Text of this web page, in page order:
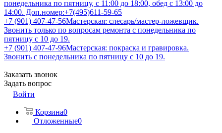
понедельника по пятницу, с 11:00 до 18:00, обед с 13:00 до
14:00. Доп.номер:+7(495)611-59-65
+7 (901) 407-47-56Мастерская: слесарь/мастер-ложевщик.
Звонить только по вопросам ремонта с понедельника по
пятницу с 10 до 19.
+7 (901) 407-47-96Мастерская: покраска и гравировка.
Звонить с понедельника по пятницу с 10 до 19.
Заказать звонок
Задать вопрос
Войти
Корзина0
Отложенные0